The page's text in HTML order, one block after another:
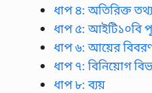
ধাপ ৪: অতিরিক্ত তথ্য
ধাপ ৫: আইটি১০বি
ধাপ ৬: আয়ের
ধাপ ৭: বিনিয়োগ
ধাপ ৮: ব্যয়